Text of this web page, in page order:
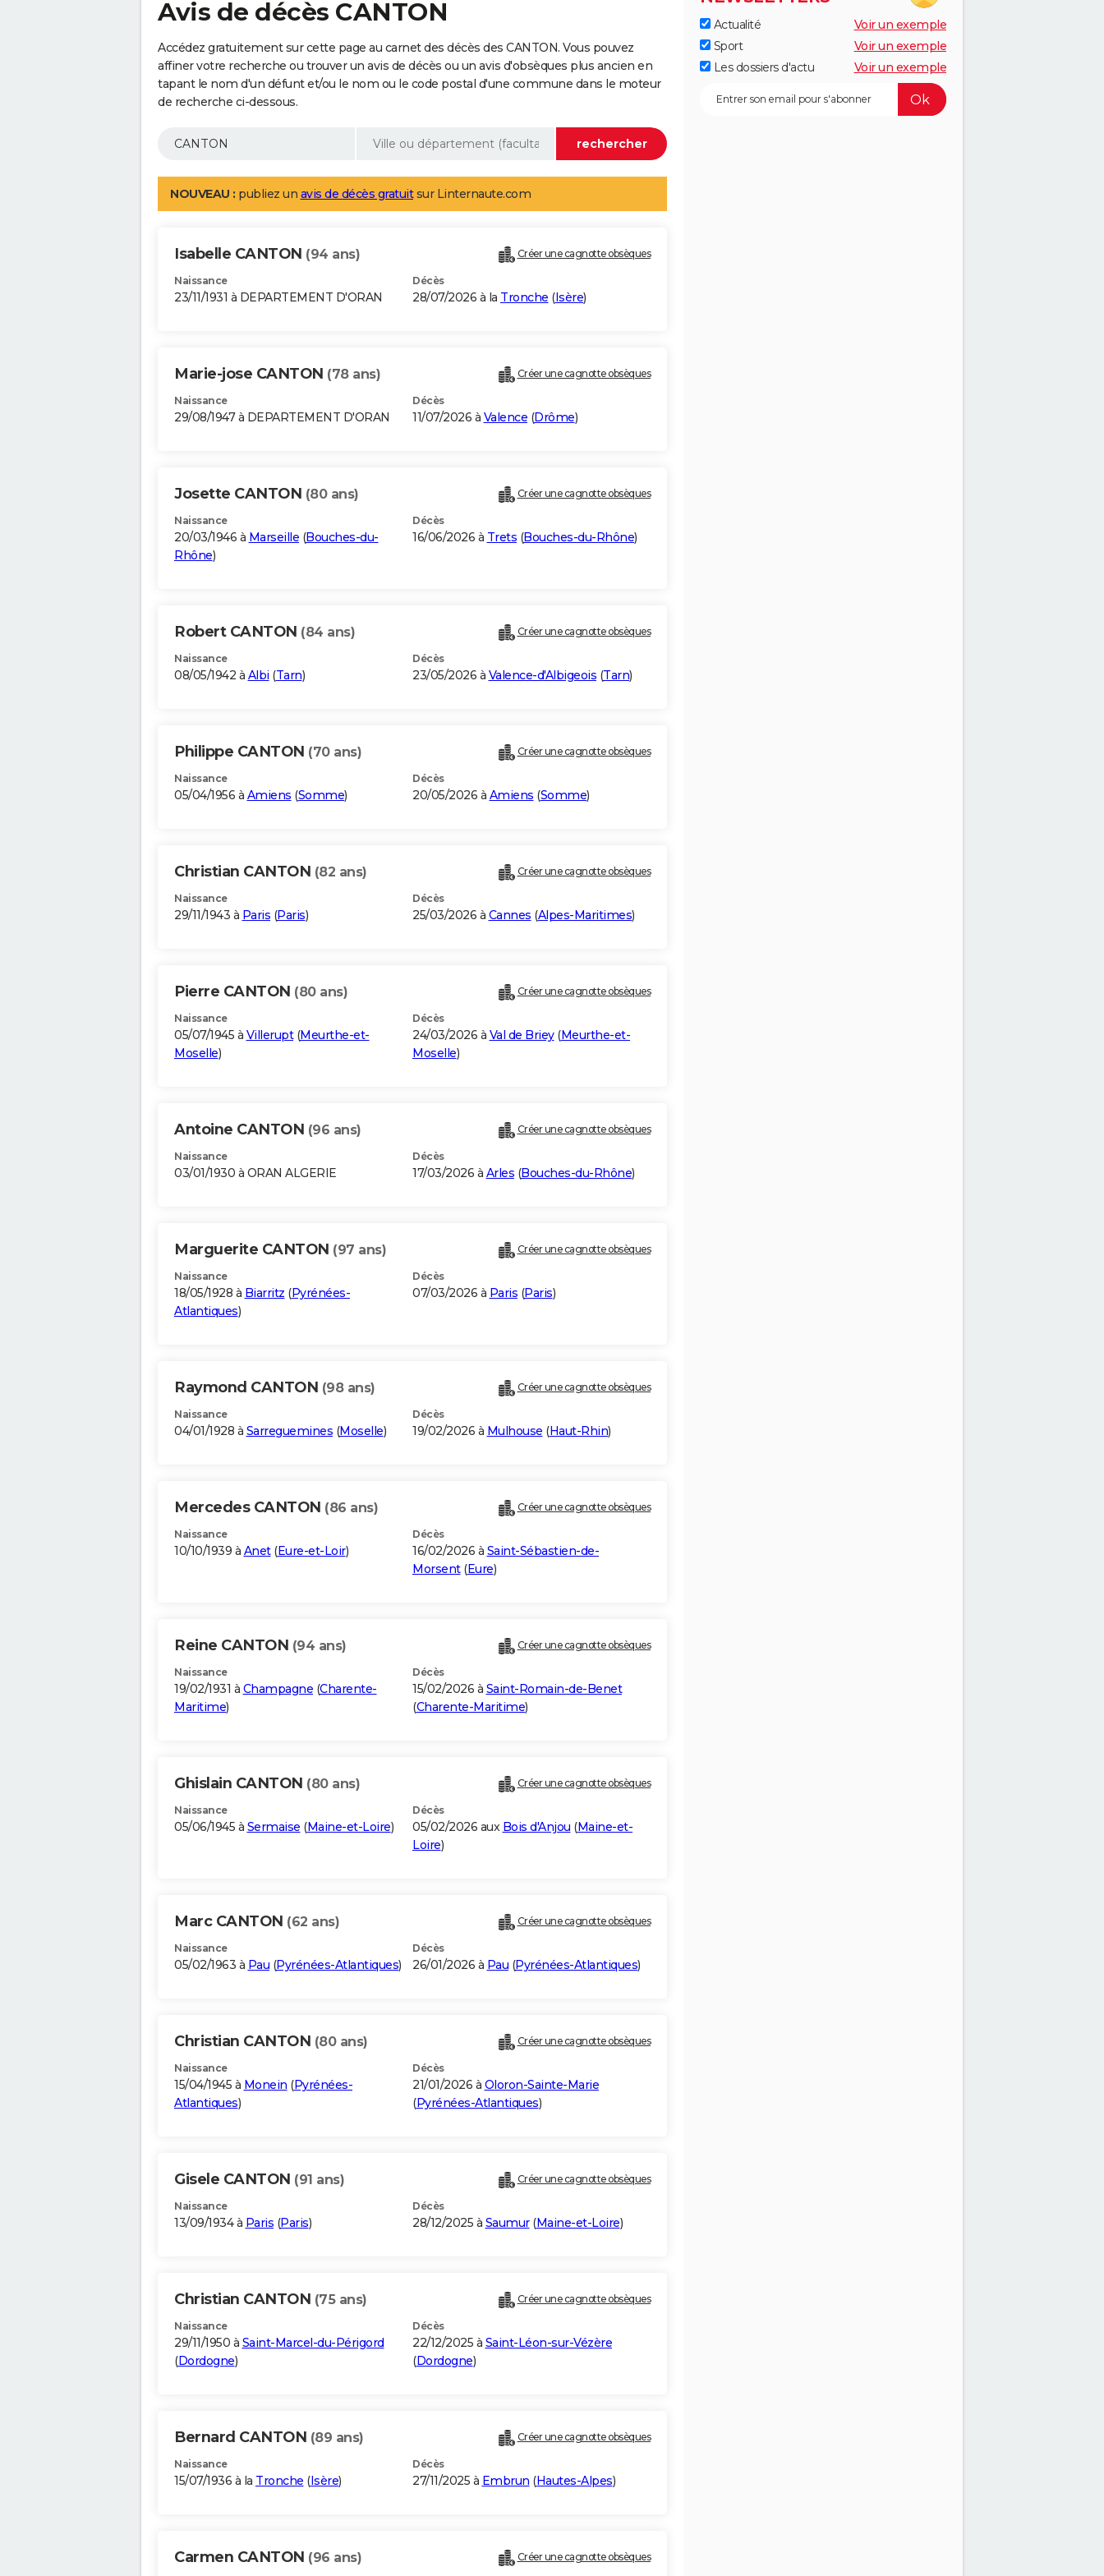
Avis de décès CANTON
Accédez gratuitement sur cette page au carnet des décès des CANTON. Vous pouvez
affiner votre recherche ou trouver un avis de décès ou un avis d'obsèques plus ancien en
tapant le nom d'un défunt et/ou le nom ou le code postal d'une commune dans le moteur
de recherche ci-dessous.
NOUVEAU : publiez un avis de décès gratuitsur Linternaute.com
Isabelle CANTON (94 ans) Créer une cagnotte obsèques
Naissance
23/11/1931 à DEPARTEMENT D'ORAN
Décès
28/07/2026 à la Tronche (Isère)
Marie-jose CANTON (78 ans) Créer une cagnotte obsèques
Naissance
29/08/1947 à DEPARTEMENT D'ORAN
Décès
11/07/2026 à Valence (Drôme)
Josette CANTON (80 ans) Créer une cagnotte obsèques
Naissance
20/03/1946 à Marseille (Bouches-du-
Rhône)
Décès
16/06/2026 à Trets (Bouches-du-Rhône)
Robert CANTON (84 ans) Créer une cagnotte obsèques
Naissance
08/05/1942 à Albi (Tarn)
Décès
23/05/2026 à Valence-d'Albigeois (Tarn)
Philippe CANTON (70 ans) Créer une cagnotte obsèques
Naissance
05/04/1956 à Amiens (Somme)
Décès
20/05/2026 à Amiens (Somme)
Christian CANTON (82 ans) Créer une cagnotte obsèques
Naissance
29/11/1943 à Paris (Paris)
Décès
25/03/2026 à Cannes (Alpes-Maritimes)
Pierre CANTON (80 ans) Créer une cagnotte obsèques
Naissance
05/07/1945 à Villerupt(Meurthe-et-
Moselle)
Décès
24/03/2026 à Val de Briey(Meurthe-et-
Moselle)
Antoine CANTON (96 ans) Créer une cagnotte obsèques
Naissance
03/01/1930 à ORAN ALGERIE
Décès
17/03/2026 à Arles (Bouches-du-Rhône)
Marguerite CANTON (97 ans) Créer une cagnotte obsèques
Naissance
18/05/1928 à Biarritz (Pyrénées-
Atlantiques)
Décès
07/03/2026 à Paris (Paris)
Raymond CANTON (98 ans) Créer une cagnotte obsèques
Naissance
04/01/1928 à Sarreguemines (Moselle)
Décès
19/02/2026 à Mulhouse (Haut-Rhin)
Mercedes CANTON (86 ans) Créer une cagnotte obsèques
Naissance
10/10/1939 à Anet(Eure-et-Loir)
Décès
16/02/2026 à Saint-Sébastien-de-
Morsent(Eure)
Reine CANTON (94 ans) Créer une cagnotte obsèques
Naissance
19/02/1931 à Champagne (Charente-
Maritime)
Décès
15/02/2026 à Saint-Romain-de-Benet
(Charente-Maritime)
Ghislain CANTON (80 ans) Créer une cagnotte obsèques
Naissance
05/06/1945 à Sermaise (Maine-et-Loire)
Décès
05/02/2026 aux Bois d'Anjou (Maine-et-
Loire)
Marc CANTON (62 ans) Créer une cagnotte obsèques
Naissance
05/02/1963 à Pau (Pyrénées-Atlantiques)
Décès
26/01/2026 à Pau (Pyrénées-Atlantiques)
Christian CANTON (80 ans) Créer une cagnotte obsèques
Naissance
15/04/1945 à Monein (Pyrénées-
Atlantiques)
Décès
21/01/2026 à Oloron-Sainte-Marie
(Pyrénées-Atlantiques)
Gisele CANTON (91 ans) Créer une cagnotte obsèques
Naissance
13/09/1934 à Paris (Paris)
Décès
28/12/2025 à Saumur(Maine-et-Loire)
Christian CANTON (75 ans) Créer une cagnotte obsèques
Naissance
29/11/1950 à Saint-Marcel-du-Périgord
(Dordogne)
Décès
22/12/2025 à Saint-Léon-sur-Vézère
(Dordogne)
Bernard CANTON (89 ans) Créer une cagnotte obsèques
Naissance
15/07/1936 à la Tronche (Isère)
Décès
27/11/2025 à Embrun (Hautes-Alpes)
Carmen CANTON (96 ans) Créer une cagnotte obsèques
Actualité
Voir un exemple
Sport
Voir un exemple
Les dossiers d'actu
Voir un exemple